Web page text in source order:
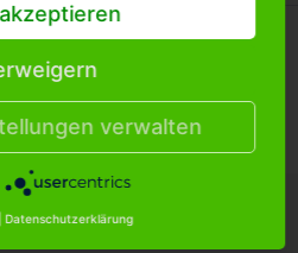
AGB Impressum
verwalten
Datenschutzerklärung